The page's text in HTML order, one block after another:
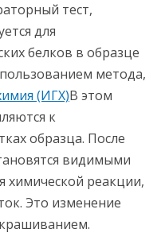
тест,
для
белков в образце
метода,
(ИГХ)В этом
к
образца. После
видимыми
химической реакции,
Это изменение